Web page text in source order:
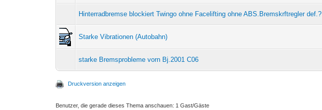
Hinterradbremse blockiert Twingo ohne Facelifting ohne ABS.Bremskrftregler def.?
Starke Vibrationen (Autobahn)
starke Bremsprobleme vorn Bj.2001 C06
Druckversion anzeigen
Benutzer, die gerade dieses Thema anschauen: 1 Gast/Gäste